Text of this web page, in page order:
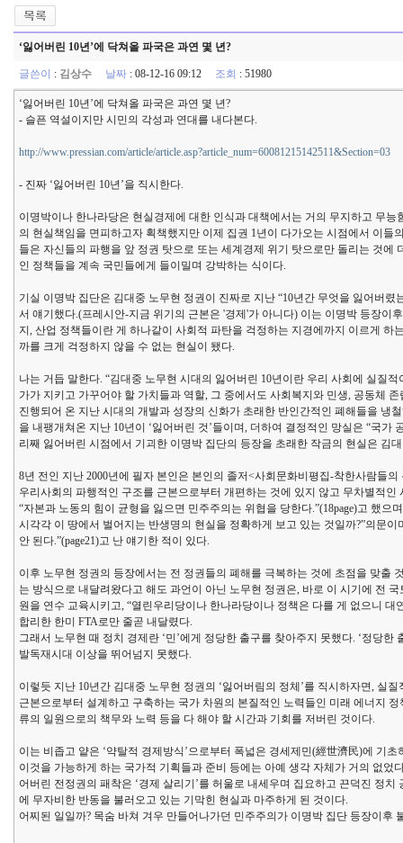
‘잃어버린 10년’에 닥쳐올 파국은 과연 몇 년?
글쓴이 : 김상수 날짜 : 08-12-16 09:12 조회 : 51980
‘잃어버린 10년’에 닥쳐올 파국은 과연 몇 년?
- 슬픈 역설이지만 시민의 각성과 연대를 내다본다.
http://www.pressian.com/article/article.asp?article_num=60081215142511&Section=03
- 진짜 ‘잃어버린 10년’을 직시한다.
이명박이나 한나라당은 현실경제에 대한 인식과 대책에서는 거의 무지하고 무
의 현실책임을 면피하고자 획책했지만 이제 집권 1년이 다가오는 시점에서 이
들은 자신들의 파행을 앞 정권 탓으로 또는 세계경제 위기 탓으로만 돌리는 것
인 정책들을 계속 국민들에게 들이밀며 강박하는 식이다.
기실 이명박 집단은 김대중 노무현 정권이 진짜로 지난 “10년간 무엇을 잃어버
서 얘기했다.(프레시안-지금 위기의 근본은 '경제'가 아니다) 이는 이명박 등장이
지, 산업 정책들이란 게 하나같이 사회적 파탄을 걱정하는 지경에까지 이르게 하
까를 크게 걱정하지 않을 수 없는 현실이 됐다.
나는 거듭 말한다. “김대중 노무현 시대의 잃어버린 10년이란 우리 사회에 실질
가가 지키고 가꾸어야 할 가치들과 역할, 그 중에서도 사회복지와 민생, 공동체
진행되어 온 지난 시대의 개발과 성장의 신화가 초래한 반인간적인 폐해들을 냉
을 내팽개쳐온 지난 10년이 ‘잃어버린 것’들이며, 더하여 결정적인 망실은 “국
리째 잃어버린 시점에서 기괴한 이명박 집단의 등장을 초래한 작금의 현실은 김
8년 전인 지난 2000년에 필자 본인은 본인의 졸저<사회문화비평집-착한사람들
우리사회의 파행적인 구조를 근본으로부터 개편하는 것에 있지 않고 무차별적인
“자본과 노동의 힘이 균형을 잃으면 민주주의는 위협을 당한다.”(18page)고 했
시각각 이 땅에서 벌어지는 반생명의 현실을 정확하게 보고 있는 것일까?”의문
안 된다.”(page21)고 난 얘기한 적이 있다.
이후 노무현 정권의 등장에서는 전 정권들의 폐해를 극복하는 것에 초점을 맞출
는 방식으로 내달려왔다고 해도 과언이 아닌 노무현 정권은, 바로 이 시기에 전
원을 연수 교육시키고, “열린우리당이나 한나라당이나 정책은 다를 게 없으니
합리한 한미 FTA로만 줄곧 내달렸다.
그래서 노무현 때 정치 경제란 ‘민’에게 정당한 출구를 찾아주지 못했다. ‘정당
발독재시대 이상을 뛰어넘지 못했다.
이렇듯 지난 10년간 김대중 노무현 정권의 ‘잃어버림의 정체’를 직시하자면, 실
근본으로부터 설계하고 구축하는 국가 차원의 본질적인 노력들인 미래 에너지
류의 일원으로의 책무와 노력 등을 다 해야 할 시간과 기회를 저버린 것이다.
이는 비좁고 얕은 ‘약탈적 경제방식’으로부터 폭넓은 경세제민(經世濟民)에 기
이것을 가능하게 하는 국가적 기획들과 준비 등에는 아예 생각 자체가 거의 없
어버린 전정권의 패착은 ‘경제 살리기’를 허울로 내세우며 집요하고 끈덕진 정
에 무자비한 반동을 불러오고 있는 기막힌 현실과 마주하게 된 것이다.
어찌된 일일까? 목숨 바쳐 겨우 만들어나가던 민주주의가 이명박 집단 등장이후